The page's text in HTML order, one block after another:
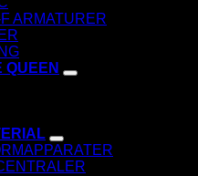
ARMATURER
QUEEN